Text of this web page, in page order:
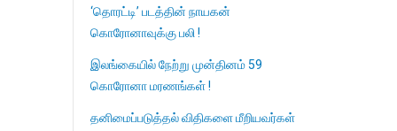
‘தொரட்டி’ படத்தின் நாயகன்
கொரோனாவுக்கு பலி !
இலங்கையில் நேற்று முன்தினம் 59
கொரோனா மரணங்கள் !
தனிமைப்படுத்தல் விதிகளை மீறியவர்கள்